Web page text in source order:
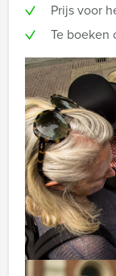
Prijs voor
Te boeken